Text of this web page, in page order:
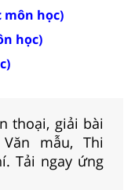
môn học)
học)
thoại, giải bài
mẫu, Thi
Tải ngay ứng